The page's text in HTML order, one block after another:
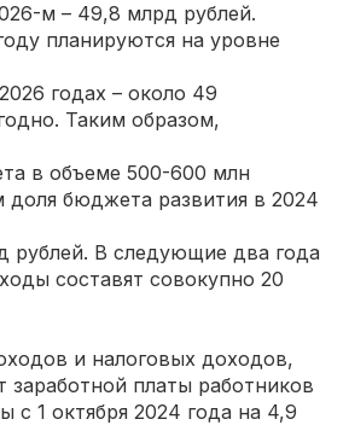
м – 49,8 млрд рублей.
планируются на уровне
годах – около 49
Таким образом,
в объеме 500-600 млн
доля бюджета развития в 2024
рублей. В следующие два года
составят совокупно 20
и налоговых доходов,
заработной платы работников
с 1 октября 2024 года на 4,9